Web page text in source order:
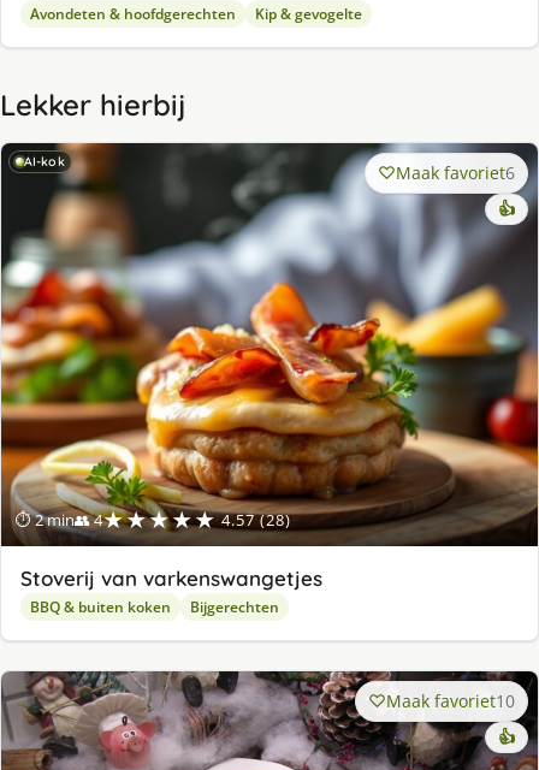
Avondeten & hoofdgerechten Kip & gevogelte
Lekker hierbij
AI-kok
⏱ 2 min👥 4★★★★★ 4.57 (28)
Maak favoriet6
👍
Stoverij van varkenswangetjes
BBQ & buiten koken Bijgerechten
Maak favoriet10
👍